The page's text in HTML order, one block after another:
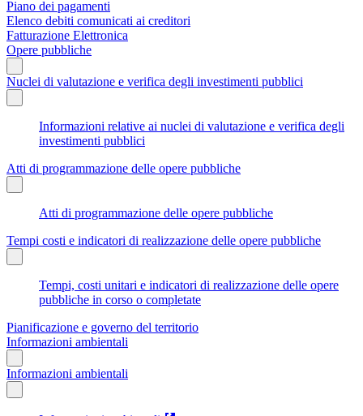
Piano dei pagamenti
Elenco debiti comunicati ai creditori
Fatturazione Elettronica
Opere pubbliche
Nuclei di valutazione e verifica degli investimenti pubblici
Informazioni relative ai nuclei di valutazione e verifica degli
investimenti pubblici
Atti di programmazione delle opere pubbliche
Atti di programmazione delle opere pubbliche
Tempi costi e indicatori di realizzazione delle opere pubbliche
Tempi, costi unitari e indicatori di realizzazione delle opere
pubbliche in corso o completate
Pianificazione e governo del territorio
Informazioni ambientali
Informazioni ambientali